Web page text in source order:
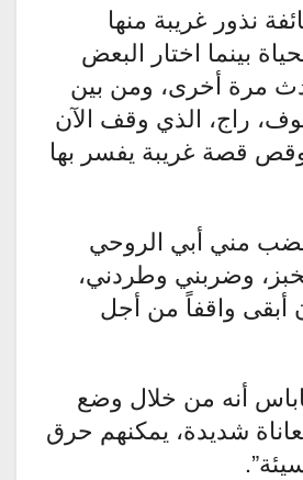
نذور غريبة منها
بينما اختار البعض
مرة أخرى، ومن بين
راج، الذي وقف الآن
وقص قصة غريبة يفسر بها
مني أبي الروحي
وضربني وطردني،
أبقى واقفاً من أجل
أنه من خلال وضع
شديدة، يمكنهم حرق